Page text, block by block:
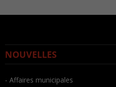
NOUVELLES
- Affaires municipales